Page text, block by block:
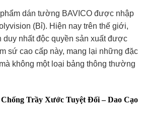
dán tường BAVICO được nhập
(Bỉ). Hiện nay trên thế giới,
duy nhất độc quyền sản xuất được
sứ cao cấp này, mang lại những đặc
không một loại bảng thông thường
Trầy Xước Tuyệt Đối – Dao Cạo